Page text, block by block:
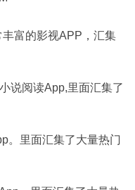
富的影视APP，汇集
说阅读App,里面汇集了
。里面汇集了大量热门